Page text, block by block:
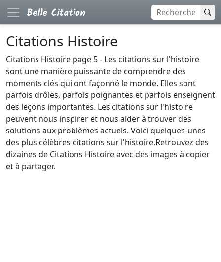
Citations Histoire
Citations Histoire page 5 - Les citations sur l'histoire
sont une manière puissante de comprendre des
moments clés qui ont façonné le monde. Elles sont
parfois drôles, parfois poignantes et parfois enseignent
des leçons importantes. Les citations sur l'histoire
peuvent nous inspirer et nous aider à trouver des
solutions aux problèmes actuels. Voici quelques-unes
des plus célèbres citations sur l'histoire.Retrouvez des
dizaines de Citations Histoire avec des images à copier
et à partager.